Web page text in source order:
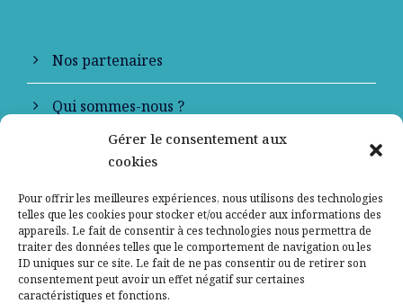
Gérer le consentement aux
cookies
Pour offrir les meilleures expériences, nous utilisons des technologies
telles que les cookies pour stocker et/ou accéder aux informations des
appareils. Le fait de consentir à ces technologies nous permettra de
traiter des données telles que le comportement de navigation ou les
ID uniques sur ce site. Le fait de ne pas consentir ou de retirer son
consentement peut avoir un effet négatif sur certaines
caractéristiques et fonctions.
Nos partenaires
Qui sommes-nous ?
Contactez-nous
Mentions légales
Politique de confidentialité